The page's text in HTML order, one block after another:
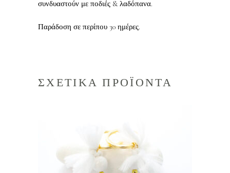
συνδυαστούν με ποδιές & λαδόπανα.
Παράδοση σε περίπου 30 ημέρες.
ΣΧΕΤΙΚΑ ΠΡΟΪΟΝΤΑ